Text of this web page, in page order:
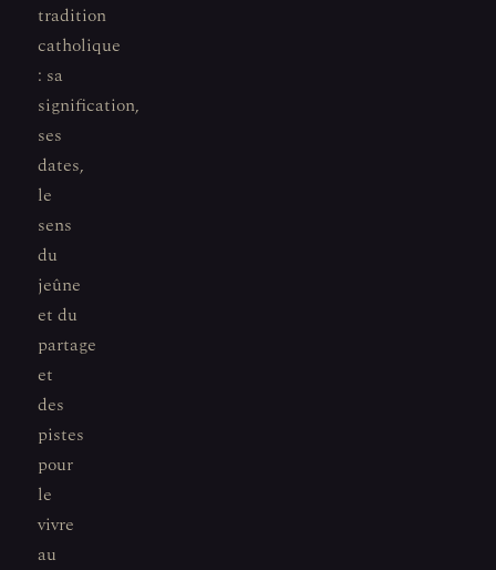
tradition
catholique
: sa
signification,
ses
dates,
le
sens
du
jeûne
et du
partage
et
des
pistes
pour
le
vivre
au